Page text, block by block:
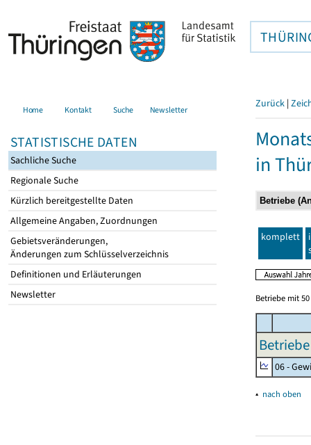
Home Kontakt Suche Newsletter
STATISTISCHE DATEN
Sachliche Suche
Regionale Suche
Kürzlich bereitgestellte Daten
Allgemeine Angaben, Zuordnungen
Gebietsveränderungen,
Änderungen zum Schlüsselverzeichnis
Definitionen und Erläuterungen
Newsletter
Zurück |
in
komplett
Betriebe mit
06 -
▴ nach oben